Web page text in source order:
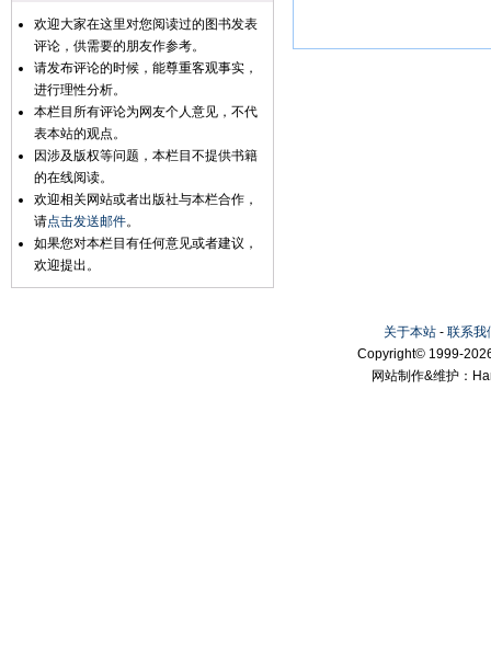
欢迎大家在这里对您阅读过的图书发表
评论，供需要的朋友作参考。
请发布评论的时候，能尊重客观事实，
进行理性分析。
本栏目所有评论为网友个人意见，不代
表本站的观点。
因涉及版权等问题，本栏目不提供书籍
的在线阅读。
欢迎相关网站或者出版社与本栏合作，
请点击发送邮件。
如果您对本栏目有任何意见或者建议，
欢迎提出。
关于本站 - 联系我
Copyright© 1999-
网站制作&维护：